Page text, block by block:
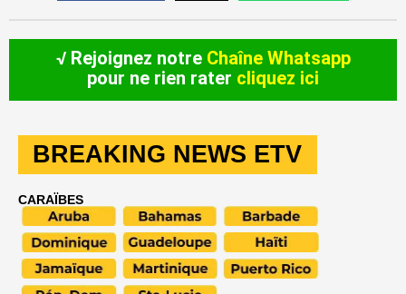
√ Rejoignez notre Chaîne Whatsapp
pour ne rien rater cliquez ici
BREAKING NEWS ETV
CARAÏBES